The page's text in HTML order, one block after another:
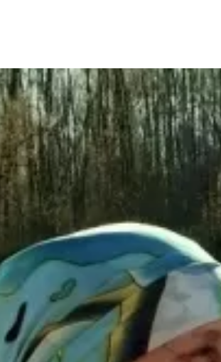
(сувениры)
Общая
Как
Люди,
Карты